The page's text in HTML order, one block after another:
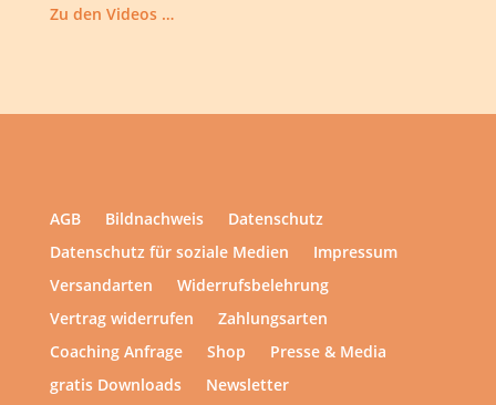
Zu den Videos …
AGB Bildnachweis
Datenschutz
Datenschutz für soziale Medien
Impressum
Versandarten
Widerrufsbelehrung
Vertrag widerrufen
Zahlungsarten
Coaching Anfrage
Shop
Presse & Media
gratis Downloads
Newsletter